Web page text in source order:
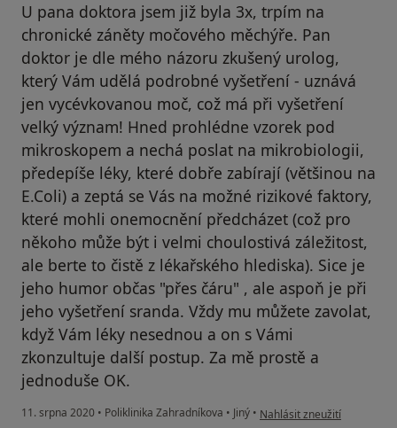
U pana doktora jsem již byla 3x, trpím na
chronické záněty močového měchýře. Pan
doktor je dle mého názoru zkušený urolog,
který Vám udělá podrobné vyšetření - uznává
jen vycévkovanou moč, což má při vyšetření
velký význam! Hned prohlédne vzorek pod
mikroskopem a nechá poslat na mikrobiologii,
předepíše léky, které dobře zabírají (většinou na
E.Coli) a zeptá se Vás na možné rizikové faktory,
které mohli onemocnění předcházet (což pro
někoho může být i velmi choulostivá záležitost,
ale berte to čistě z lékařského hlediska). Sice je
jeho humor občas "přes čáru" , ale aspoň je při
jeho vyšetření sranda. Vždy mu můžete zavolat,
když Vám léky nesednou a on s Vámi
zkonzultuje další postup. Za mě prostě a
jednoduše OK.
11. srpna 2020 • Poliklinika Zahradníkova • Jiný • podle názoru uživatele
Nahlásit zneužití